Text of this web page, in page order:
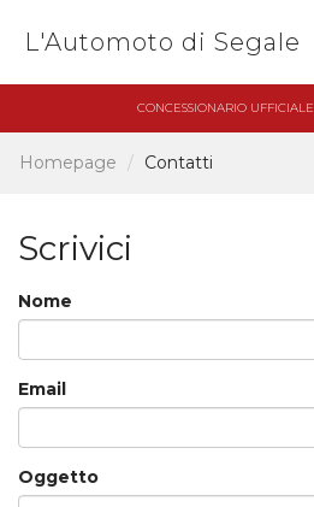
L'Automoto di Segale
CONCESSIONARIO UFFICIALE
Homepage Contatti
Scrivici
Nome
Email
Oggetto